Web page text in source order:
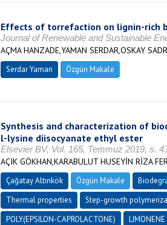
Effects of torrefaction on lignin-rich
Journal of Renewable and Sustainable
AÇMA HANZADE,YAMAN SERDAR,OSKAY
Serdar Yaman Özgün Makale
Synthesis and characterization of
l-lysine diisocyanate ethyl ester
Elsevier BV, Vol. 165, Temmuz 2019, s.
AÇIK GÖKHAN,KARABULUT HUSEYİN RİZA
Çağatay Altınkök Özgün Makale
Thermal properties
Step-growth
POLY(EPSILON-CAPROLACTONE)
LIMONENE